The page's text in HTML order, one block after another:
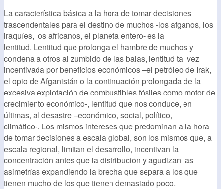
La característica básica a la hora de tomar decisiones
trascendentales para el destino de muchos -los afganos, los
iraquíes, los africanos, el planeta entero- es la
lentitud. Lentitud que prolonga el hambre de muchos y
condena a otros al zumbido de las balas, lentitud tal vez
incentivada por beneficios económicos –el petróleo de Irak,
el opio de Afganistán o la continuación prolongada de la
excesiva explotación de combustibles fósiles como motor de
crecimiento económico-, lentitud que nos conduce, en
últimas, al desastre –económico, social, político,
climático-. Los mismos intereses que predominan a la hora
de tomar decisiones a escala global, son los mismos que, a
escala regional, limitan el desarrollo, incentivan la
concentración antes que la distribución y agudizan las
asimetrías expandiendo la brecha que separa a los que
tienen mucho de los que tienen demasiado poco.